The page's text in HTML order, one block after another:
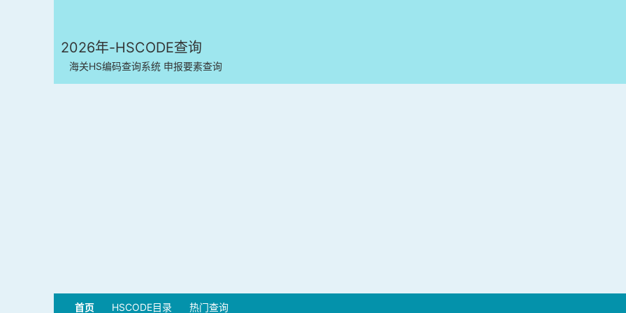
2026年-HSCODE查询
海关HS编码查询系统 申报要素查询
首页 HSCODE目录 热门查询